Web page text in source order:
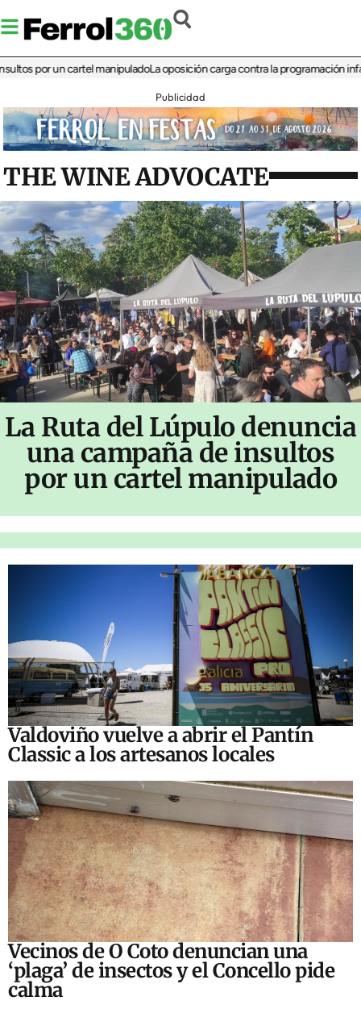
por un cartel manipuladoLa oposición carga contra la programación infantil
Publicidad
THE WINE ADVOCATE
La Ruta del Lúpulo denuncia
una campaña de insultos
por un cartel manipulado
Valdoviño vuelve a abrir el Pantín
Classic a los artesanos locales
Vecinos de O Coto denuncian una
‘plaga’ de insectos y el Concello pide
calma